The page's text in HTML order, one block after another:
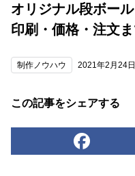
オリジナル段ボー
印刷・価格・注文
制作ノウハウ 2021年2月24日
この記事をシェアする